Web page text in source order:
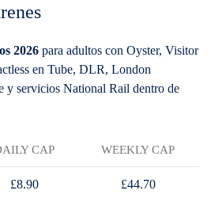
2026 para adultos con Oyster, Visitor
en Tube, DLR, London
y servicios National Rail dentro de
CAP WEEKLY CAP
£8.90 £44.70